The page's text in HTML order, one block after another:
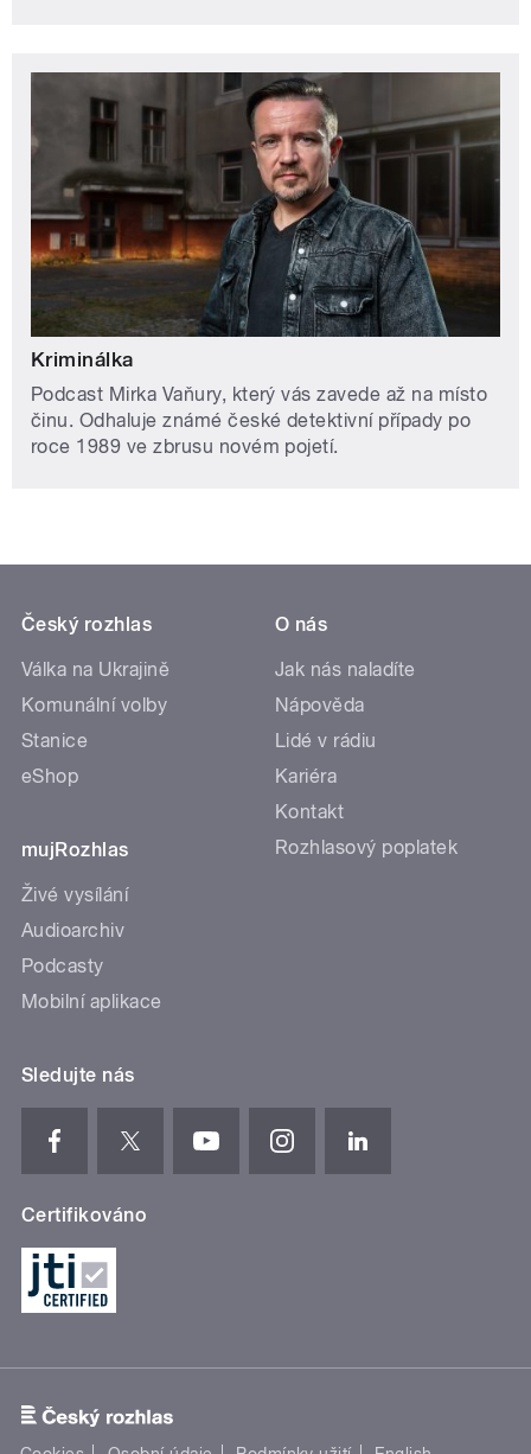
Kriminálka
Podcast Mirka Vaňury, který vás zavede až na místo
činu. Odhaluje známé české detektivní případy po
roce 1989 ve zbrusu novém pojetí.
Český rozhlas
Válka na Ukrajině
Komunální volby
Stanice
eShop
mujRozhlas
Živé vysílání
Audioarchiv
Podcasty
Mobilní aplikace
O nás
Jak nás naladíte
Nápověda
Lidé v rádiu
Kariéra
Kontakt
Rozhlasový poplatek
Sledujte nás
Certifikováno